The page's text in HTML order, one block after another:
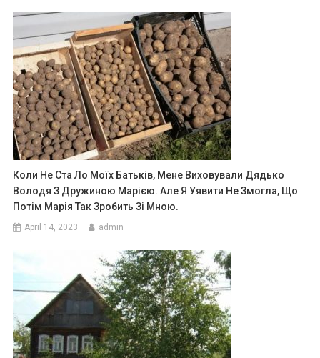
Коли Не Ста Ло Моїх Батьків, Мене Виховували Дядько
Володя З Дружиною Марією. Але Я Уявити Не Змогла, Що
Потім Марія Так Зробить Зі Мною.
April 14, 2023 admin